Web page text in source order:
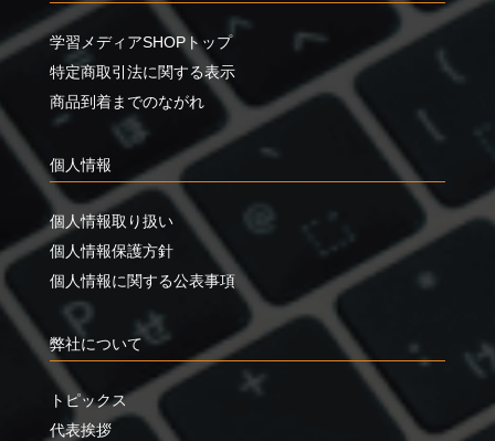
学習メディアSHOPトップ
特定商取引法に関する表示
商品到着までのながれ
個人情報
個人情報取り扱い
個人情報保護方針
個人情報に関する公表事項
弊社について
トピックス
代表挨拶